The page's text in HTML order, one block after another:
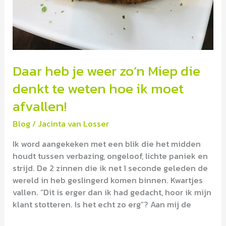
Daar heb je weer zo’n Miep die
denkt te weten hoe ik moet
afvallen!
Blog/ Jacinta van Losser
Ik word aangekeken met een blik die het midden
houdt tussen verbazing, ongeloof, lichte paniek en
strijd. De 2 zinnen die ik net 1 seconde geleden de
wereld in heb geslingerd komen binnen. Kwartjes
vallen. “Dit is erger dan ik had gedacht, hoor ik mijn
klant stotteren. Is het echt zo erg”? Aan mij de